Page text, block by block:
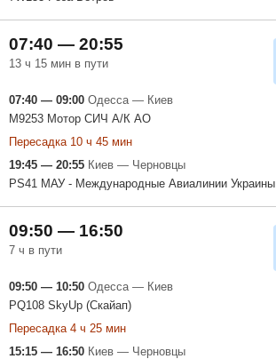
07:40 — 20:55
13 ч 15 мин в пути
07:40 — 09:00 Одесса — Киев
M9253 Мотор СИЧ А/К АО
Пересадка 10 ч 45 мин
19:45 — 20:55 Киев — Черновцы
PS41 МАУ - Международные Авиалинии Украины
09:50 — 16:50
7 ч в пути
09:50 — 10:50 Одесса — Киев
PQ108 SkyUp (Скайап)
Пересадка 4 ч 25 мин
15:15 — 16:50 Киев — Черновцы